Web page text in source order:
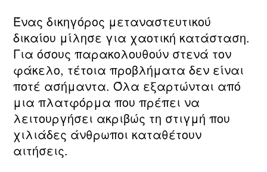
Ένας δικηγόρος μεταναστευτικού
δικαίου μίλησε για χαοτική κατάσταση.
Για όσους παρακολουθούν στενά τον
φάκελο, τέτοια προβλήματα δεν είναι
ποτέ ασήμαντα. Όλα εξαρτώνται από
μια πλατφόρμα που πρέπει να
λειτουργήσει ακριβώς τη στιγμή που
χιλιάδες άνθρωποι καταθέτουν
αιτήσεις.